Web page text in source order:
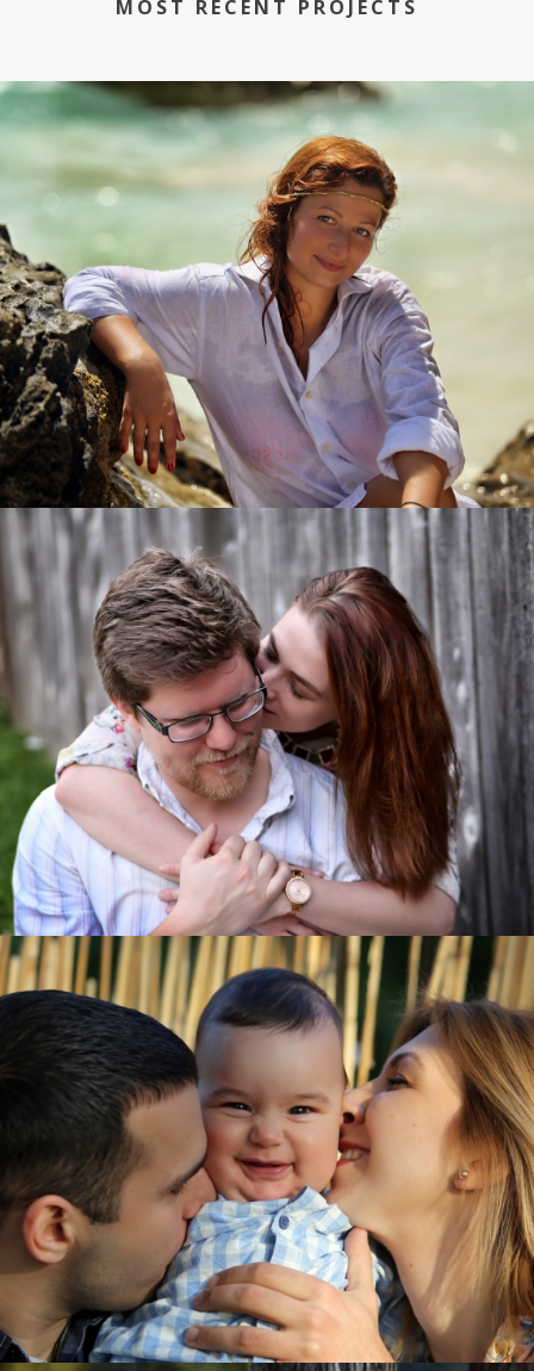
MOST RECENT PROJECTS